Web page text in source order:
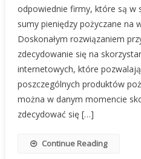
odpowiednie firmy, które są w
sumy pieniędzy pożyczane na
Doskonałym rozwiązaniem
zdecydowanie się na
internetowych, które
poszczególnych produktów
można w danym momencie
zdecydować się […]
Continue Reading